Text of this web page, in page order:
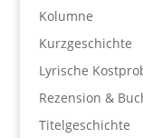
Kolumne
Kurzgeschichte
Lyrische
Rezension &
Titelgeschichte